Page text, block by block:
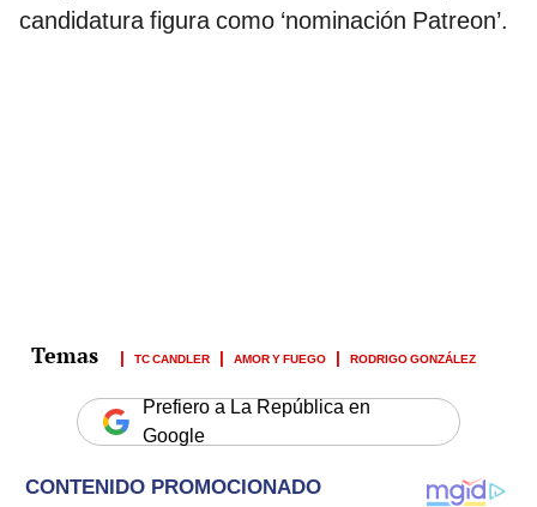
candidatura figura como ‘nominación Patreon’.
TC CANDLER AMOR Y FUEGO RODRIGO GONZÁLEZ
Prefiero a La República en
Google